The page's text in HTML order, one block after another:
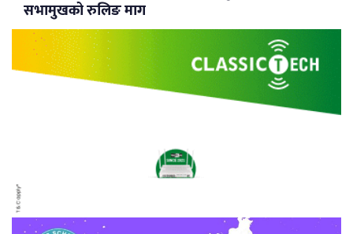
सभामुखको रुलिङ माग